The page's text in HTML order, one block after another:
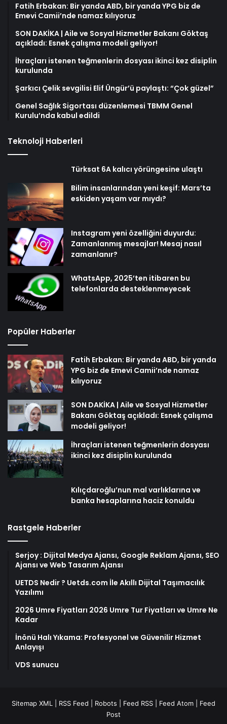
Fatih Erbakan: Bir yanda ABD, bir yanda YPG biz de
Emevi Camii’nde namaz kılıyoruz
SON DAKİKA | Aile ve Sosyal Hizmetler Bakanı Göktaş
açıkladı: Esnek çalışma modeli geliyor!
İhraçları istenen teğmenlerin dosyası ikinci kez disiplin
kurulunda
Şarkıcı Çelik sevgilisi Elif Üngür’ü paylaştı: “Çok güzel”
Genel Sağlık Sigortası düzenlemesi TBMM Genel
Kurulu’nda kabul edildi
Teknoloji Haberleri
Türksat 6A kalıcı yörüngesine ulaştı
Bilim insanlarından yeni keşif: Mars’ta
eskiden yaşam var mıydı?
Instagram yeni özelliğini duyurdu:
Zamanlanmış mesajlar! Mesaj nasıl
zamanlanır?
WhatsApp, 2025’ten itibaren bu
telefonlarda desteklenmeyecek
Popüler Haberler
Fatih Erbakan: Bir yanda ABD, bir yanda
YPG biz de Emevi Camii’nde namaz
kılıyoruz
SON DAKİKA | Aile ve Sosyal Hizmetler
Bakanı Göktaş açıkladı: Esnek çalışma
modeli geliyor!
İhraçları istenen teğmenlerin dosyası
ikinci kez disiplin kurulunda
Kılıçdaroğlu’nun mal varlıklarına ve
banka hesaplarına haciz konuldu
Rastgele Haberler
Serjoy : Dijital Medya Ajansı, Google Reklam Ajansı, SEO
Ajansı ve Web Tasarım Ajansı
UETDS Nedir ? Uetds.com İle Akıllı Dijital Taşımacılık
Yazılımı
2026 Umre Fiyatları 2026 Umre Tur Fiyatları ve Umre Ne
Kadar
İnönü Halı Yıkama: Profesyonel ve Güvenilir Hizmet
Anlayışı
VDS sunucu
Sitemap XML RSS Feed Robots Feed RSS Feed Atom
Feed
Post